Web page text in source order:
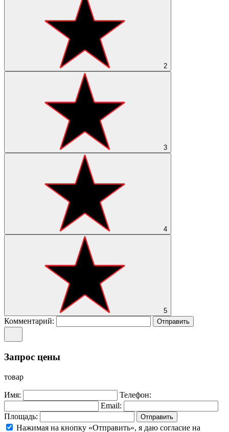
2
3
4
5
Комментарий: Отправить
Запрос цены
товар
Имя:
Телефон:
Email:
Площадь:
Отправить
Нажимая на кнопку «Отправить», я даю согласие на